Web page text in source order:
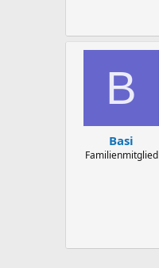
B
Basi
Familienmitglied